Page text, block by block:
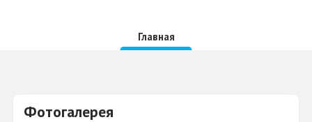
Главная
Фотогалерея